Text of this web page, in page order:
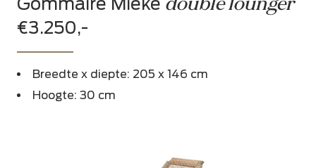
€3.250,-
Breedte x diepte: 205 x 146 cm
Hoogte: 30 cm